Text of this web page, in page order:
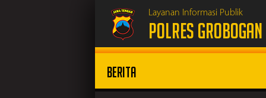
Layanan Informasi Publik
POLRES GROBOGAN
Berita